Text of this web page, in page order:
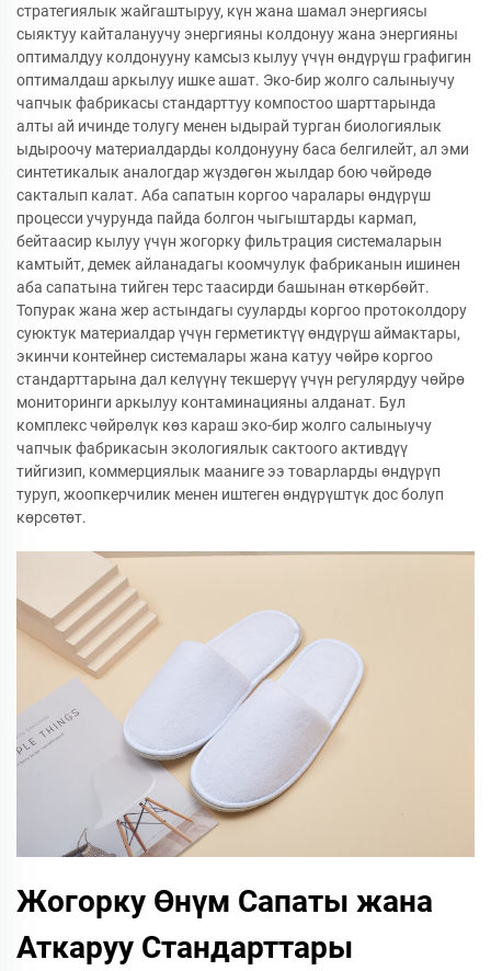
стратегиялык жайгаштыруу, күн жана шамал энергиясы
сыяктуу кайталануучу энергияны колдонуу жана энергияны
оптималдуу колдонууну камсыз кылуу үчүн өндүрүш графигин
оптималдаш аркылуу ишке ашат. Эко-бир жолго салыныучу
чапчык фабрикасы стандарттуу компостоо шарттарында
алты ай ичинде толугу менен ыдырай турган биологиялык
ыдыроочу материалдарды колдонууну баса белгилейт, ал эми
синтетикалык аналогдар жүздөгөн жылдар бою чөйрөдө
сакталып калат. Аба сапатын коргоо чаралары өндүрүш
процесси учурунда пайда болгон чыгыштарды кармап,
бейтаасир кылуу үчүн жогорку фильтрация системаларын
камтыйт, демек айланадагы коомчулук фабриканын ишинен
аба сапатына тийген терс таасирди башынан өткөрбөйт.
Топурак жана жер астындагы сууларды коргоо протоколдору
суюктук материалдар үчүн герметиктүү өндүрүш аймактары,
экинчи контейнер системалары жана катуу чөйрө коргоо
стандарттарына дал келүүнү текшерүү үчүн регулярдуу чөйрө
мониторинги аркылуу контаминацияны алданат. Бул
комплекс чөйрөлүк көз караш эко-бир жолго салыныучу
чапчык фабрикасын экологиялык сактоого активдүү
тийгизип, коммерциялык мааниге ээ товарларды өндүрүп
туруп, жоопкерчилик менен иштеген өндүрүштүк дос болуп
көрсөтөт.
Жогорку Өнүм Сапаты жана
Аткаруу Стандарттары